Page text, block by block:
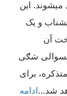
این
۶ صنف درسی، ۱ د فتر اداری، ۳ تشناب و یک
آن
شګی
برای
...ادامه